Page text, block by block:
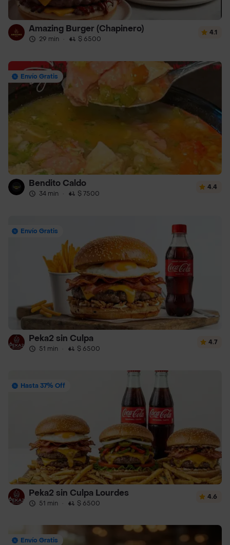
Amazing Burger (Chapinero)
29 min · $ 6500
4.1
Envío Gratis
Bendito Caldo
34 min · $ 7500
4.4
Envío Gratis
Peka2 sin Culpa
51 min · $ 6500
4.7
Hasta 37% Off
Peka2 sin Culpa Lourdes
51 min · $ 6500
4.6
Envío Gratis